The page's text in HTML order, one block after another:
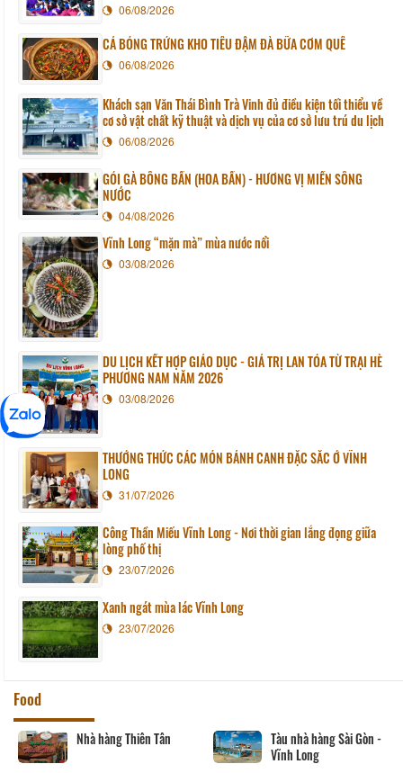
06/08/2026
CÁ BÓNG TRỨNG KHO TIÊU ĐẬM ĐÀ BỮA CƠM QUÊ
06/08/2026
Khách sạn Văn Thái Bình Trà Vinh đủ điều kiện tối thiểu về
cơ sở vật chất kỹ thuật và dịch vụ của cơ sở lưu trú du lịch
06/08/2026
GỎI GÀ BÔNG BẦN (HOA BẦN) - HƯƠNG VỊ MIỀN SÔNG
NƯỚC
04/08/2026
Vĩnh Long “mặn mà” mùa nước nổi
03/08/2026
DU LỊCH KẾT HỢP GIÁO DỤC - GIÁ TRỊ LAN TỎA TỪ TRẠI HÈ
PHƯƠNG NAM NĂM 2026
03/08/2026
THƯỞNG THỨC CÁC MÓN BÁNH CANH ĐẶC SẮC Ở VĨNH
LONG
31/07/2026
Công Thần Miếu Vĩnh Long - Nơi thời gian lắng đọng giữa
lòng phố thị
23/07/2026
Xanh ngát mùa lác Vĩnh Long
23/07/2026
Food
Nhà hàng Thiên Tân
Tàu nhà hàng Sài Gòn -
Vĩnh Long